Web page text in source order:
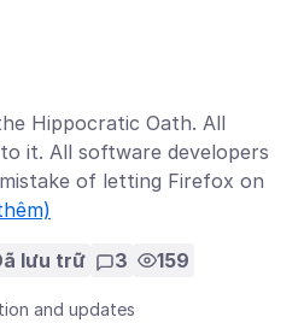
Hippocratic Oath. All
it. All software developers
of letting Firefox on
lưu trữ 3 159
and updates